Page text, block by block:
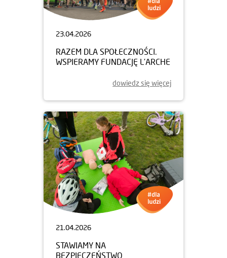
23.04.2026
RAZEM DLA SPOŁECZNOŚCI.
WSPIERAMY FUNDACJĘ L’ARCHE
dowiedz się więcej
21.04.2026
STAWIAMY NA
BEZPIECZEŃSTWO